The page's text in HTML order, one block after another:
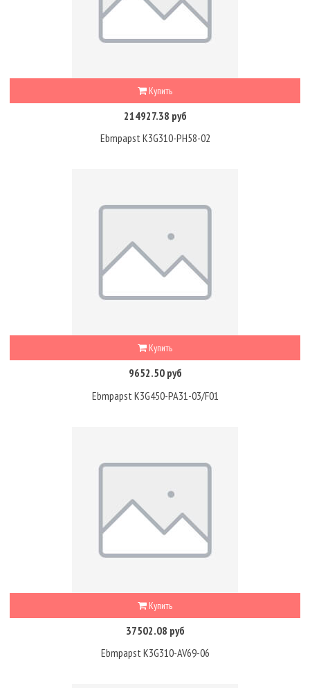
Купить
214927.38 руб
Ebmpapst K3G310-PH58-02
Купить
9652.50 руб
Ebmpapst K3G450-PA31-03/F01
Купить
37502.08 руб
Ebmpapst K3G310-AV69-06